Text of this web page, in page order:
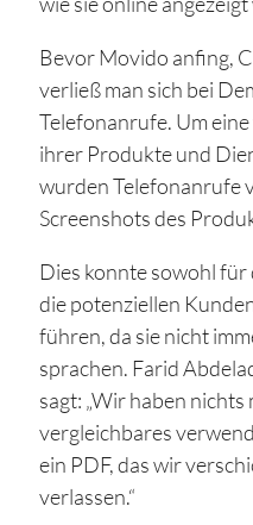
Bevor Movido anfing,
verließ man sich bei
Telefonanrufe. Um
ihrer Produkte und
wurden Telefonanrufe
Screenshots des
Dies konnte sowohl
die potenziellen
führen, da sie nicht
sprachen. Farid
sagt: „Wir haben
vergleichbares
ein PDF, das wir
verlassen.“